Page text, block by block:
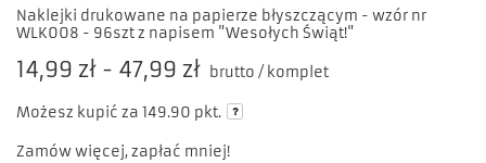
Naklejki drukowane na papierze błyszczącym - wzór nr
WLK008 - 96szt z napisem "Wesołych Świąt!"
14,99 zł - 47,99 zł brutto / komplet
Możesz kupić za 149.90 pkt.
Zamów więcej, zapłać mniej!